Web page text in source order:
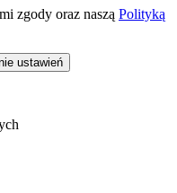
zgody oraz naszą Polityką
ustawień